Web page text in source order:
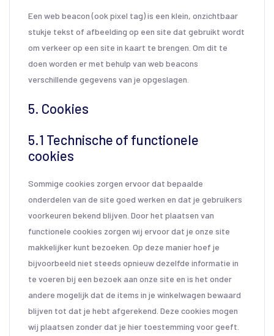
Een web beacon (ook pixel tag) is een klein, onzichtbaar
stukje tekst of afbeelding op een site dat gebruikt wordt
om verkeer op een site in kaart te brengen. Om dit te
doen worden er met behulp van web beacons
verschillende gegevens van je opgeslagen.
5. Cookies
5.1 Technische of functionele
cookies
Sommige cookies zorgen ervoor dat bepaalde
onderdelen van de site goed werken en dat je gebruikers
voorkeuren bekend blijven. Door het plaatsen van
functionele cookies zorgen wij ervoor dat je onze site
makkelijker kunt bezoeken. Op deze manier hoef je
bijvoorbeeld niet steeds opnieuw dezelfde informatie in
te voeren bij een bezoek aan onze site en is het onder
andere mogelijk dat de items in je winkelwagen bewaard
blijven tot dat je hebt afgerekend. Deze cookies mogen
wij plaatsen zonder dat je hier toestemming voor geeft.